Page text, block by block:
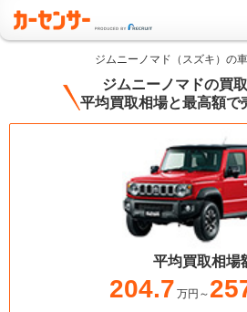
ジムニーノマド（スズキ）の
ジムニーノマドの買取
平均買取相場と最高額で
平均買取相場
204.7 万円～